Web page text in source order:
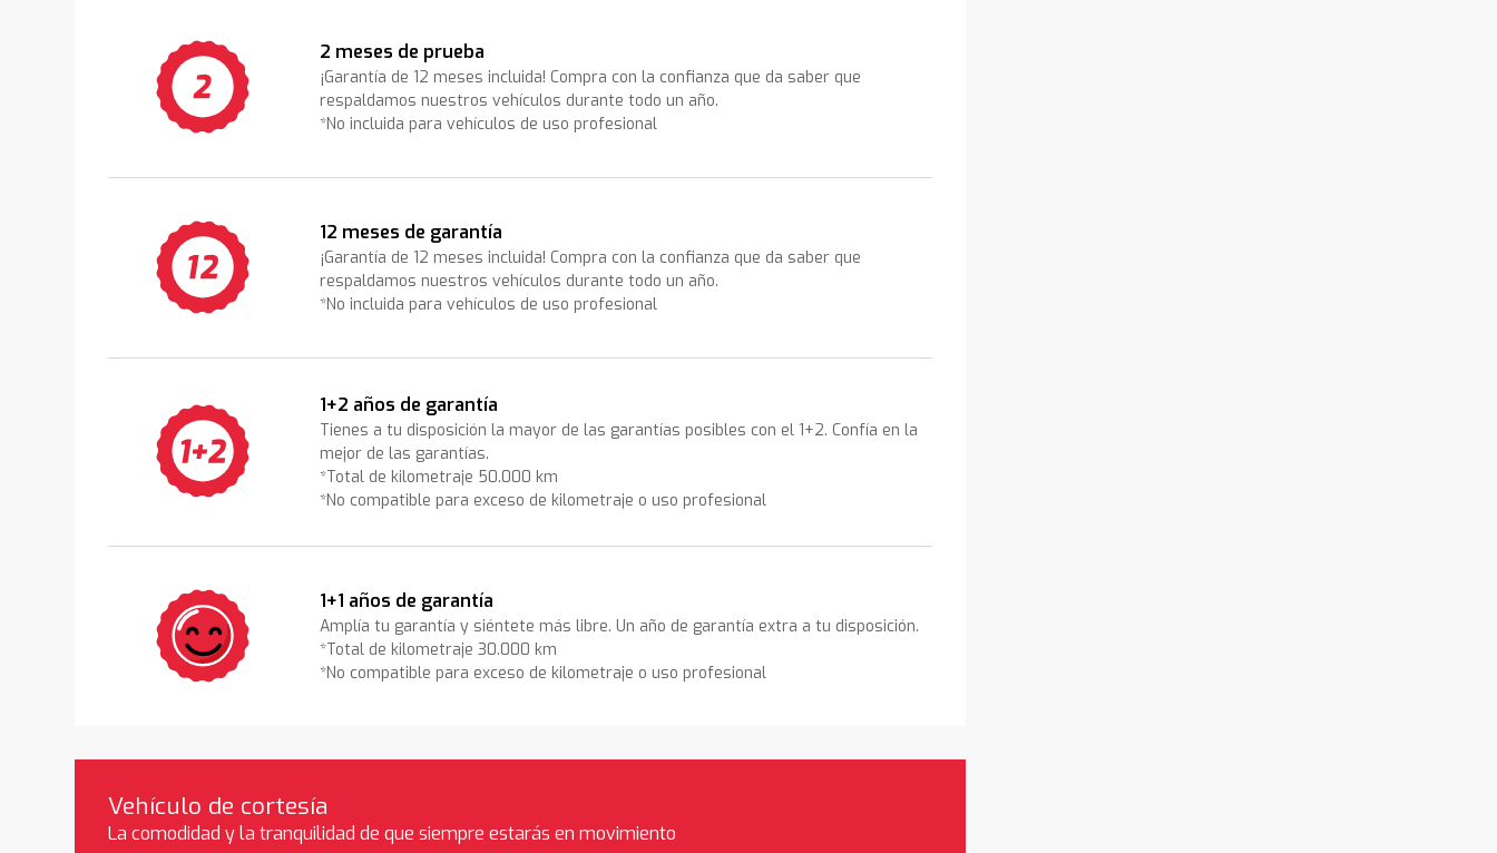
2 meses de prueba
¡Garantía de 12 meses incluida! Compra con la confianza que da saber que
respaldamos nuestros vehículos durante todo un año.
*No incluida para vehículos de uso profesional
12 meses de garantía
¡Garantía de 12 meses incluida! Compra con la confianza que da saber que
respaldamos nuestros vehículos durante todo un año.
*No incluida para vehículos de uso profesional
1+2 años de garantía
Tienes a tu disposición la mayor de las garantías posibles con el 1+2. Confía en la
mejor de las garantías.
*Total de kilometraje 50.000 km
*No compatible para exceso de kilometraje o uso profesional
1+1 años de garantía
Amplía tu garantía y siéntete más libre. Un año de garantía extra a tu disposición.
*Total de kilometraje 30.000 km
*No compatible para exceso de kilometraje o uso profesional
Vehículo de cortesía
La comodidad y la tranquilidad de que siempre estarás en movimiento